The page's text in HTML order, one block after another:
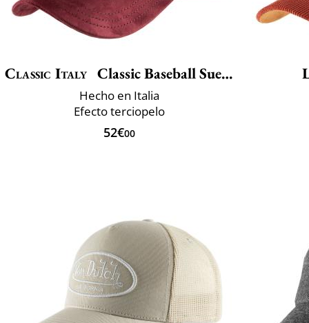
Classic Italy Classic Baseball Suedine
Hecho en Italia
Efecto terciopelo
52€00